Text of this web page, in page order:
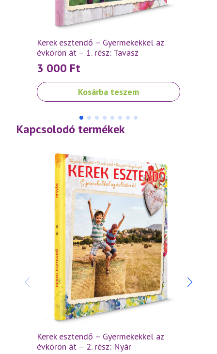
Kerek esztendő – Gyermekekkel az
évkörön át – 1. rész: Tavasz
3 000 Ft
Kosárba teszem
Kapcsolodó termékek
Kerek esztendő – Gyermekekkel az
évkörön át – 2. rész: Nyár